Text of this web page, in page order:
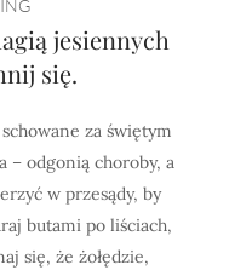
jesiennych
się.
za świętym
– odgonią choroby, a
w przesądy, by
butami po liściach,
się, że żołędzie,